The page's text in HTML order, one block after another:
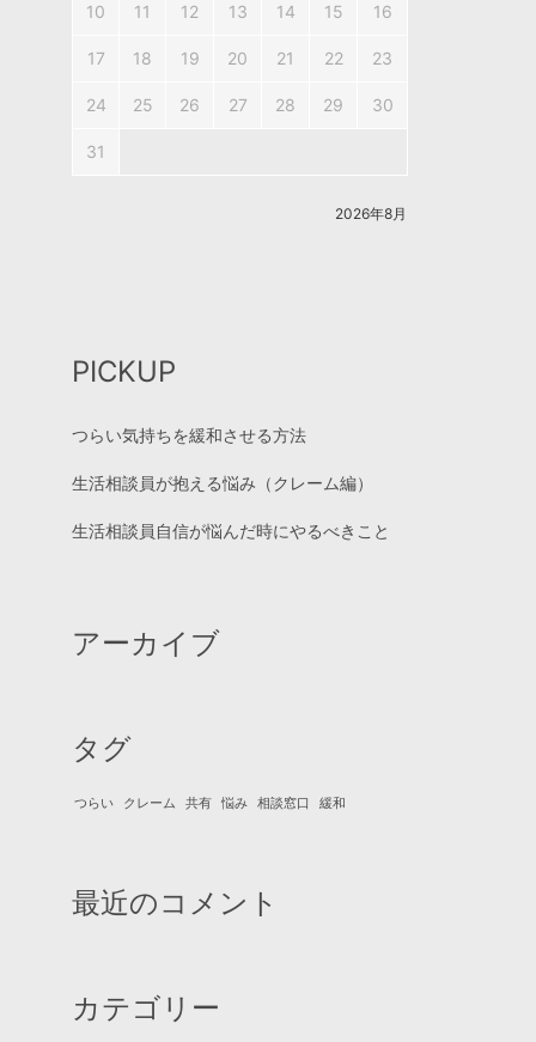
2026年8月
10 11 12 13 14 15 16
17 18 19 20 21 22 23
24 25 26 27 28 29 30
31
PICKUP
つらい気持ちを緩和させる方法
生活相談員が抱える悩み（クレーム編）
生活相談員自信が悩んだ時にやるべきこと
アーカイブ
タグ
つらい クレーム 共有 悩み 相談窓口 緩和
最近のコメント
カテゴリー